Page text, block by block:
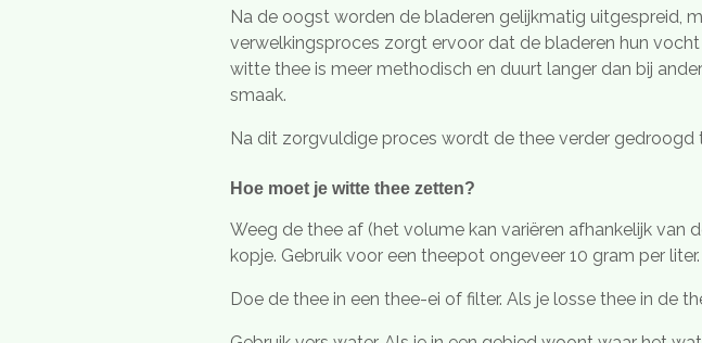
Na de oogst worden de bladeren gelijkmatig uitgespreid,
verwelkingsproces zorgt ervoor dat de bladeren hun
witte thee is meer methodisch en duurt langer dan bij
smaak.
Na dit zorgvuldige proces wordt de thee verder
Hoe moet je witte thee zetten?
Weeg de thee af (het volume kan variëren afhankelijk
kopje. Gebruik voor een theepot ongeveer 10 gram per liter.
Doe de thee in een thee-ei of filter. Als je losse thee in de